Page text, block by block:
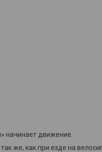
начинает движение.
же, как при езде на